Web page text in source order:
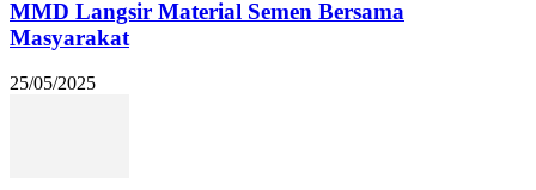
MMD Langsir Material Semen Bersama
Masyarakat
25/05/2025